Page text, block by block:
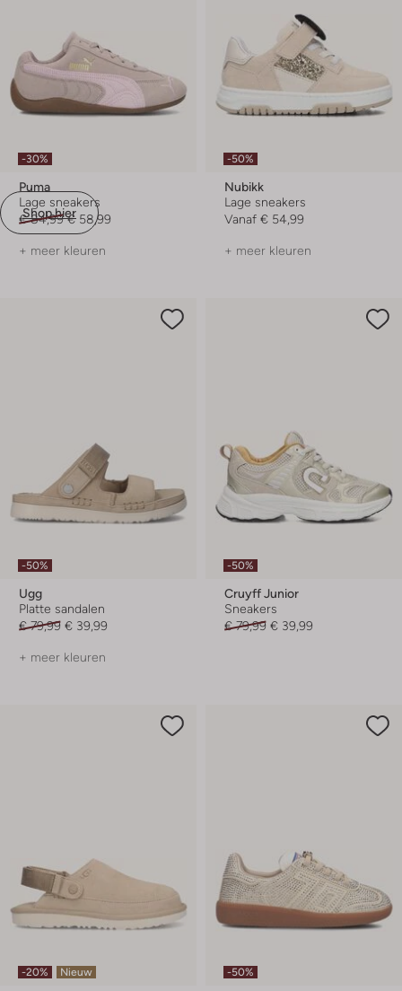
Shop hier
-30%
Puma
Lage sneakers
€ 84,99 € 58,99
+ meer kleuren
-50%
Nubikk
Lage sneakers
Vanaf € 54,99
+ meer kleuren
-50%
Ugg
Platte sandalen
€ 79,99 € 39,99
+ meer kleuren
-50%
Cruyff Junior
Sneakers
€ 79,99 € 39,99
-20% Nieuw -50%